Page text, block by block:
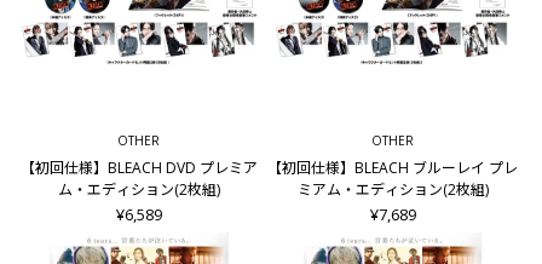
OTHER
【初回仕様】BLEACH DVD プレミア
ム・エディション(2枚組)
¥6,589
OTHER
【初回仕様】BLEACH ブルーレイ プレ
ミアム・エディション(2枚組)
¥7,689